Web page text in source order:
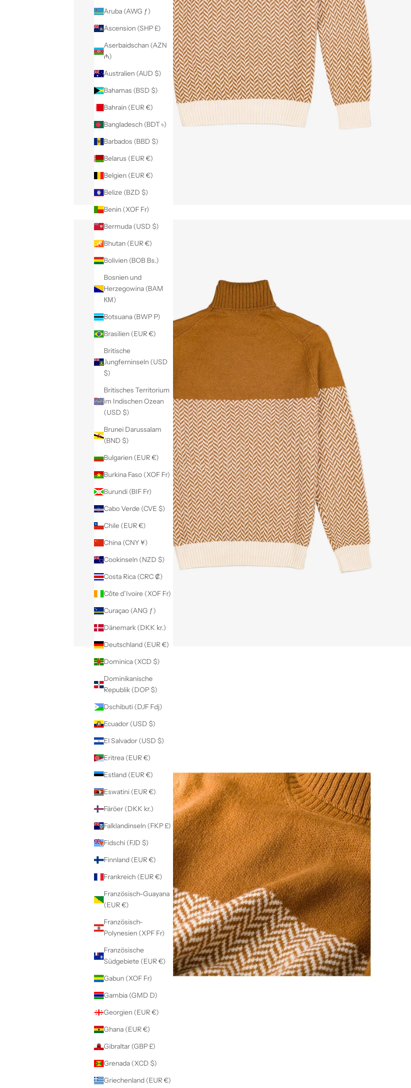
Aruba (AWG ƒ)
Ascension (SHP £)
Aserbaidschan (AZN
₼)
Australien (AUD $)
Bahamas (BSD $)
Bahrain (EUR €)
Bangladesch (BDT ৳)
Barbados (BBD $)
Belarus (EUR €)
Belgien (EUR €)
Belize (BZD $)
Benin (XOF Fr)
Bermuda (USD $)
Bhutan (EUR €)
Bolivien (BOB Bs.)
Bosnien und
Herzegowina (BAM
КМ)
Botsuana (BWP P)
Brasilien (EUR €)
Britische
Jungferninseln (USD
$)
Britisches Territorium
im Indischen Ozean
(USD $)
Brunei Darussalam
(BND $)
Bulgarien (EUR €)
Burkina Faso (XOF Fr)
Burundi (BIF Fr)
Cabo Verde (CVE $)
Chile (EUR €)
China (CNY ¥)
Cookinseln (NZD $)
Costa Rica (CRC ₡)
Côte d’Ivoire (XOF Fr)
Curaçao (ANG ƒ)
Dänemark (DKK kr.)
Deutschland (EUR €)
Dominica (XCD $)
Dominikanische
Republik (DOP $)
Dschibuti (DJF Fdj)
Ecuador (USD $)
El Salvador (USD $)
Eritrea (EUR €)
Estland (EUR €)
Eswatini (EUR €)
Färöer (DKK kr.)
Falklandinseln (FKP £)
Fidschi (FJD $)
Finnland (EUR €)
Frankreich (EUR €)
Französisch-Guayana
(EUR €)
Französisch-
Polynesien (XPF Fr)
Französische
Südgebiete (EUR €)
Gabun (XOF Fr)
Gambia (GMD D)
Georgien (EUR €)
Ghana (EUR €)
Gibraltar (GBP £)
Grenada (XCD $)
Griechenland (EUR €)